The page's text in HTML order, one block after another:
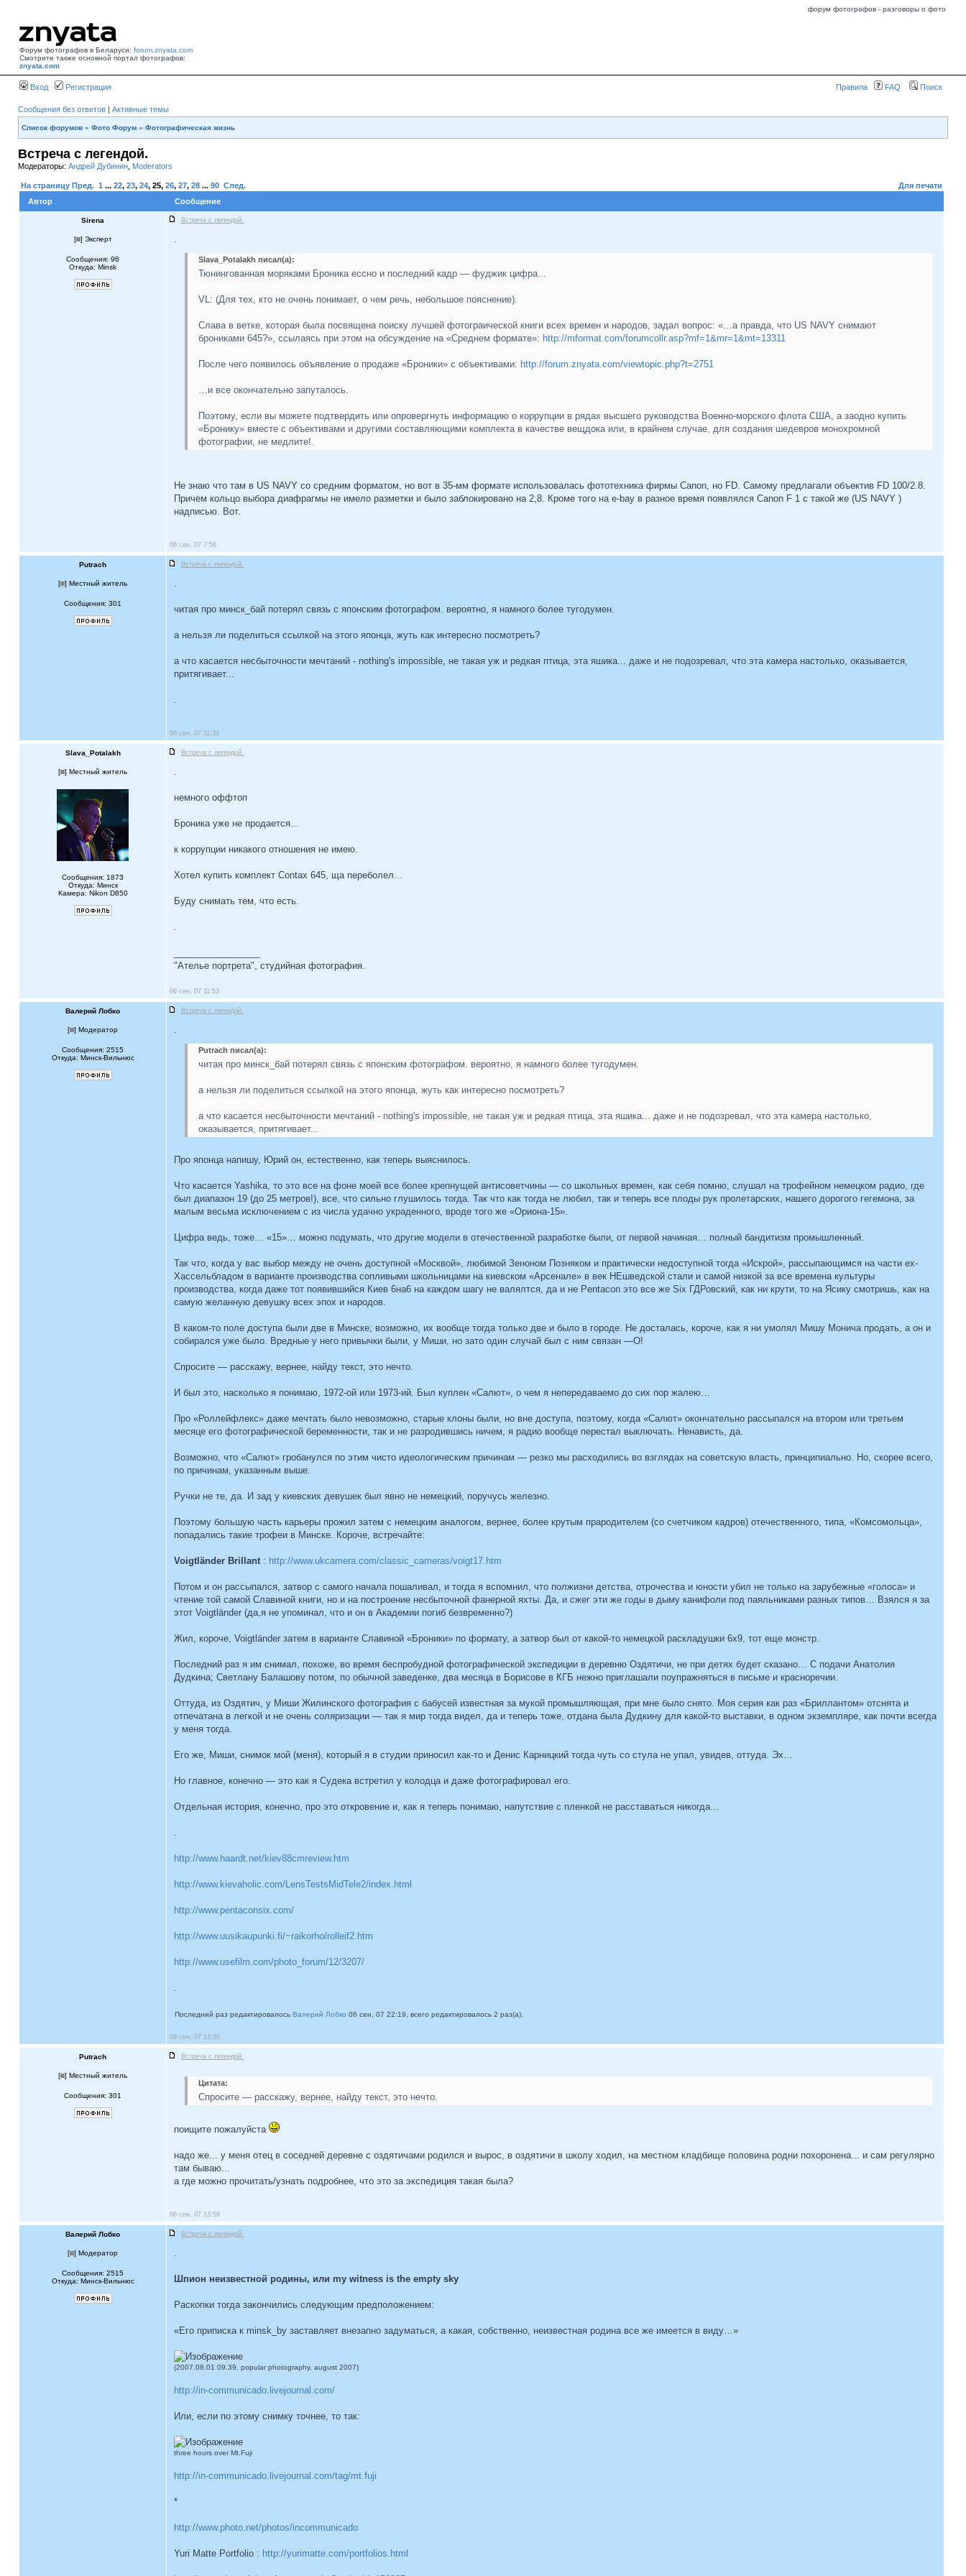
форум фотографов - разговоры о фото
Форум фотографов в Беларуси: forum.znyata.com
Смотрите также основной портал фотографов:
znyata.com
Вход Регистрация Правила FAQ Поиск
Сообщения без ответов | Активные темы
Список форумов » Фото Форум » Фотографическая жизнь
Встреча с легендой.
Модераторы: Андрей Дубинин Moderators
На страницу Пред. 1 ... 22, 23, 24, 25, 26, 27, 28 ... 90 След.
Для печати
Автор
Сообщение
Sirena Встреча с легендой.
[ ] Эксперт
Сообщения: 96
Откуда: Minsk
.
Slava_Potalakh писал(а):
Тюнингованная моряками Броника ессно и последний кадр — фуджик цифра...
VL: (Для тех, кто не очень понимает, о чем речь, небольшое пояснение).
Слава в ветке, которая была посвящена поиску лучшей фотограической книги всех времен и народов, задал вопрос: «…а правда, что US NAVY снимают
брониками 645?», ссылаясь при этом на обсуждение на «Среднем формате»: http://mformat.com/forumcollr.asp?mf=1&mr=1&mt=13311
После чего появилось объявление о продаже «Броники» с объективами: http://forum.znyata.com/viewtopic.php?t=2751
…и все окончательно запуталось.
Поэтому, если вы можете подтвердить или опровергнуть информацию о коррупции в рядах высшего руководства Военно-морского флота США, а заодно купить
«Бронику» вместе с объективами и другими составляющими комплекта в качестве вещдока или, в крайнем случае, для создания шедевров монохромной
фотографии, не медлите!.
Не знаю что там в US NAVY со средним форматом, но вот в 35-мм формате использовалась фототехника фирмы Canon, но FD. Самому предлагали объектив FD 100/2.8.
Причем кольцо выбора диафрагмы не имело разметки и было заблокировано на 2,8. Кроме того на e-bay в разное время появлялся Canon F 1 с такой же (US NAVY )
надписью. Вот.
06 сен, 07 7:56
Putrach Встреча с легендой.
[ ] Местный житель
Сообщения: 301
.
читая про минск_бай потерял связь с японским фотографом. вероятно, я намного более тугодумен.
а нельзя ли поделиться ссылкой на этого японца, жуть как интересно посмотреть?
а что касается несбыточности мечтаний - nothing's impossible, не такая уж и редкая птица, эта яшика... даже и не подозревал, что эта камера настолько, оказывается,
притягивает...
.
06 сен, 07 11:34
Slava_Potalakh Встреча с легендой.
[ ] Местный житель
Сообщения: 1873
Откуда: Минск
Камера: Nikon D850
.
немного оффтоп
Броника уже не продается...
к коррупции никакого отношения не имею.
Хотел купить комплект Contax 645, ща переболел...
Буду снимать тем, что есть.
.
"Ателье портрета", студийная фотография.
06 сен, 07 11:53
Валерий Лобко Встреча с легендой.
[ ] Модератор
Сообщения: 2515
Откуда: Минск-Вильнюс
.
Putrach писал(а):
читая про минск_бай потерял связь с японским фотографом. вероятно, я намного более тугодумен.
а нельзя ли поделиться ссылкой на этого японца, жуть как интересно посмотреть?
а что касается несбыточности мечтаний - nothing's impossible, не такая уж и редкая птица, эта яшика... даже и не подозревал, что эта камера настолько,
оказывается, притягивает...
Про японца напишу, Юрий он, естественно, как теперь выяснилось.
Что касается Yashika, то это все на фоне моей все более крепнущей антисоветчины — со школьных времен, как себя помню, слушал на трофейном немецком радио, где
был диапазон 19 (до 25 метров!), все, что сильно глушилось тогда. Так что как тогда не любил, так и теперь все плоды рук пролетарских, нашего дорогого гегемона, за
малым весьма исключением с из числа удачно украденного, вроде того же «Ориона-15».
Цифра ведь, тоже… «15»… можно подумать, что другие модели в отечественной разработке были, от первой начиная… полный бандитизм промышленный.
Так что, когда у вас выбор между не очень доступной «Москвой», любимой Зеноном Позняком и практически недоступной тогда «Искрой», рассыпающимся на части ex-
Хассельбладом в варианте производства сопливыми школьницами на киевском «Арсенале» в век НЕшведской стали и самой низкой за все времена культуры
производства, когда даже тот появившийся Киев 6на6 на каждом шагу не валялтся, да и не Pentacon это все же Six ГДРовский, как ни крути, то на Ясику смотришь, как на
самую желанную девушку всех эпох и народов.
В каком-то поле доступа были две в Минске; возможно, их вообще тогда только две и было в городе. Не досталась, короче, как я ни умолял Мишу Монича продать, а он и
собирался уже было. Вредные у него привычки были, у Миши, но зато один случай был с ним связан —О!
Спросите — расскажу, вернее, найду текст, это нечто.
И был это, насколько я понимаю, 1972-ой или 1973-ий. Был куплен «Салют», о чем я непередаваемо до сих пор жалею…
Про «Роллейфлекс» даже мечтать было невозможно, старые клоны были, но вне доступа, поэтому, когда «Салют» окончательно рассыпался на втором или третьем
месяце его фотографической беременности, так и не разродившись ничем, я радио вообще перестал выключать. Ненависть, да.
Возможно, что «Салют» гробанулся по этим чисто идеологическим причинам — резко мы расходились во взглядах на советскую власть, принципиально. Но, скорее всего,
по причинам, указанным выше.
Ручки не те, да. И зад у киевских девушек был явно не немецкий, поручусь железно.
Поэтому большую часть карьеры прожил затем с немецким аналогом, вернее, более крутым прародителем (со счетчиком кадров) отечественного, типа, «Комсомольца»,
попадались такие трофеи в Минске. Короче, встречайте:
Voigtländer Brillant: http://www.ukcamera.com/classic_cameras/voigt17.htm
Потом и он рассыпался, затвор с самого начала пошаливал, и тогда я вспомнил, что полжизни детства, отрочества и юности убил не только на зарубежные «голоса» и
чтение той самой Славиной книги, но и на построение несбыточной фанерной яхты. Да, и сжег эти же годы в дыму канифоли под паяльниками разных типов… Взялся я за
этот Voigtländer (да,я не упоминал, что и он в Академии погиб безвременно?)
Жил, короче, Voigtländer затем в варианте Славиной «Броники» по формату, а затвор был от какой-то немецкой раскладушки 6x9, тот еще монстр.
Последний раз я им снимал, похоже, во время беспробудной фотографической экспедиции в деревню Оздятичи, не при детях будет сказано… С подачи Анатолия
Дудкина; Светлану Балашову потом, по обычной заведенке, два месяца в Борисове в КГБ нежно приглашали поупражняться в письме и красноречии.
Оттуда, из Оздятич, у Миши Жилинского фотография с бабусей известная за мукой промышляющая, при мне было снято. Моя серия как раз «Бриллантом» отснята и
отпечатана в легкой и не очень соляризации — так я мир тогда видел, да и теперь тоже, отдана была Дудкину для какой-то выставки, в одном экземпляре, как почти всегда
у меня тогда.
Его же, Миши, снимок мой (меня), который я в студии приносил как-то и Денис Карницкий тогда чуть со стула не упал, увидев, оттуда. Эх…
Но главное, конечно — это как я Судека встретил у колодца и даже фотографировал его.
Отдельная история, конечно, про это откровение и, как я теперь понимаю, напутствие с пленкой не расставаться никогда…
.
http://www.haardt.net/kiev88cmreview.htm
http://www.kievaholic.com/LensTestsMidTele2/index.html
http://www.pentaconsix.com/
http://www.uusikaupunki.fi/~raikorho/rolleif2.htm
http://www.usefilm.com/photo_forum/12/3207/
.
Последний раз редактировалось Валерий Лобко 06 сен, 07 22:19, всего редактировалось 2 раз(а).
06 сен, 07 13:36
Putrach Встреча с легендой.
[ ] Местный житель
Сообщения: 301
Цитата:
Спросите — расскажу, вернее, найду текст, это нечто.
поищите пожалуйста
надо же... у меня отец в соседней деревне с оздятичами родился и вырос, в оздятичи в школу ходил, на местном кладбище половина родни похоронена... и сам регулярно
там бываю...
а где можно прочитать/узнать подробнее, что это за экспедиция такая была?
06 сен, 07 13:59
Валерий Лобко Встреча с легендой.
[ ] Модератор
Сообщения: 2515
Откуда: Минск-Вильнюс
.
Шпион неизвестной родины, или my witness is the empty sky
Раскопки тогда закончились следующим предположением:
«Его приписка к minsk_by заставляет внезапно задуматься, а какая, собственно, неизвестная родина все же имеется в виду…»
(2007.08.01 09.39, popular photography, august 2007)
http://in-communicado.livejournal.com/
Или, если по этому снимку точнее, то так:
three hours over Mt.Fuji
http://in-communicado.livejournal.com/tag/mt.fuji
*
http://www.photo.net/photos/incommunicado
Yuri Matte Portfolio : http://yurimatte.com/portfolios.html